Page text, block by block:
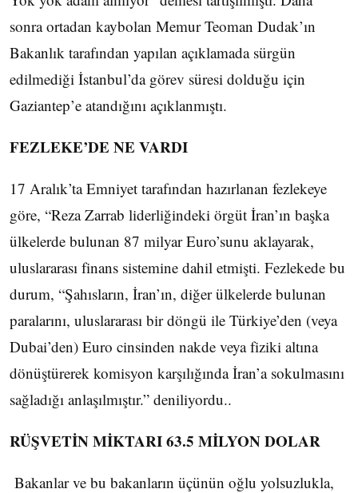
sonra ortadan kaybolan Memur Teoman Dudak’ın
Bakanlık tarafından yapılan açıklamada sürgün
edilmediği İstanbul’da görev süresi dolduğu için
Gaziantep’e atandığını açıklanmıştı.
FEZLEKE’DE NE VARDI
17 Aralık’ta Emniyet tarafından hazırlanan fezlekeye
göre, “Reza Zarrab liderliğindeki örgüt İran’ın başka
ülkelerde bulunan 87 milyar Euro’sunu aklayarak,
uluslararası finans sistemine dahil etmişti. Fezlekede bu
durum, “Şahısların, İran’ın, diğer ülkelerde bulunan
paralarını, uluslararası bir döngü ile Türkiye’den (veya
Dubai’den) Euro cinsinden nakde veya fiziki altına
dönüştürerek komisyon karşılığında İran’a sokulmasını
sağladığı anlaşılmıştır.” deniliyordu..
RÜŞVETİN MİKTARI 63.5 MİLYON DOLAR
Bakanlar ve bu bakanların üçünün oğlu yolsuzlukla,